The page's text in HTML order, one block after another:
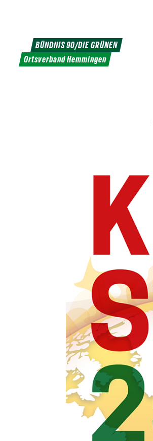
BÜNDNIS 90/DIE GRÜNEN
Ortsverband Hemmingen